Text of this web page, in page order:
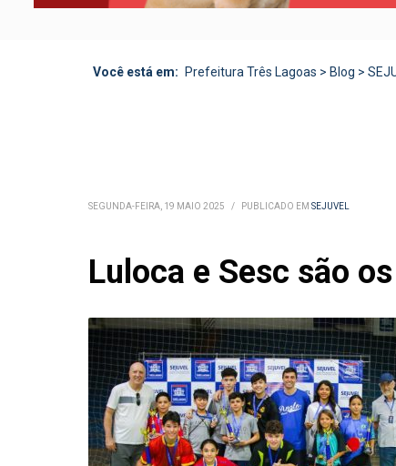
Você está em: Prefeitura Três Lagoas > Blog >
SEGUNDA-FEIRA, 19 MAIO 2025 / PUBLICADO EM SEJUVEL
Luloca e Sesc são